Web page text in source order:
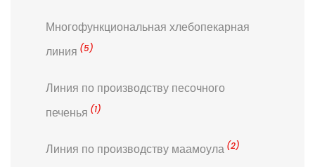
Многофункциональная хлебопекарная
линия (5)
Линия по производству песочного
печенья (1)
Линия по производству маамоула (2)